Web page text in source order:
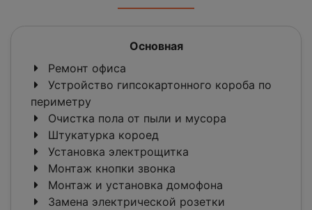
Основная
Ремонт офиса
Устройство гипсокартонного короба по
периметру
Очистка пола от пыли и мусора
Штукатурка короед
Установка электрощитка
Монтаж кнопки звонка
Монтаж и установка домофона
Замена электрической розетки